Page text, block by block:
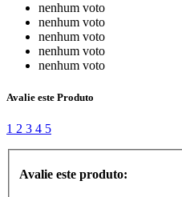
nenhum voto
nenhum voto
nenhum voto
nenhum voto
nenhum voto
Avalie este Produto
1 2 3 4 5
Avalie este produto: